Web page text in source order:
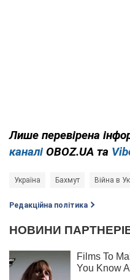
Лише перевірена
каналі OBOZ.UA та
Україна Бахмут Війна в
Редакційна політика